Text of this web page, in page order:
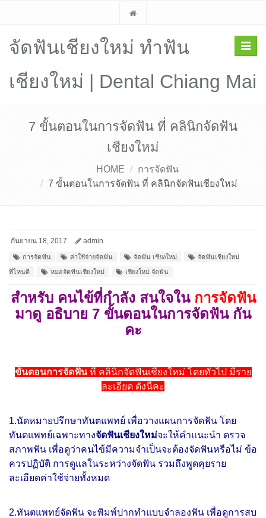
จัดฟันเชียงใหม่ ทำฟัน
เชียงใหม่ | Dental Chiang Mai
7 ขั้นตอนในการจัดฟัน ที่ คลินิกจัดฟัน
เชียงใหม่
HOME
การจัดฟัน
7 ขั้นตอนในการจัดฟัน ที่ คลินิกจัดฟันเชียงใหม่
กันยายน 18, 2017 admin
การจัดฟัน ค่าใช้จ่ายจัดฟัน จัดฟัน เชียงใหม่ จัดฟันเชียงใหม่
ที่ไหนดี หมอจัดฟันเชียงใหม่ เชียงใหม่ จัดฟัน
สำหรับ คนไข้ที่กำลัง สนใจใน การจัดฟัน
มาดู อธิบาย 7 ขั้นตอนในการจัดฟัน กัน
คะ
ขั้นตอนการจัดฟันที่ คลินิกจัดฟันเชียงใหม่ โดยทั่วไป มีราย
ละเอียด ดังนี้คะ
1.นัดหมายปรึกษาทันตแพทย์ เพื่อวางแผนการจัดฟัน โดย
ทันตแพทย์เฉพาะทางจัดฟันเชียงใหม่จะให้คำแนะนำ ตรวจ
สภาพฟัน เพื่อดูว่าคนไข้มีความจำเป็นจะต้องจัดฟันหรือไม่ ข้อ
ควรปฏิบัติ การดูแลในระหว่างจัดฟัน รวมถึงพูดคุยราย
ละเอียดค่าใช้จ่ายทั้งหมด
2.ทันตแพทย์จัดฟัน จะพิมพ์ปากทำแบบจำลองฟัน เพื่อดูการสบ